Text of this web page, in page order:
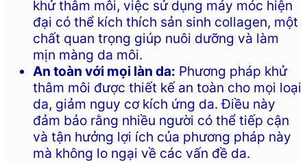
khử thâm môi, việc sử dụng máy móc hiện
đại có thể kích thích sản sinh collagen, một
chất quan trọng giúp nuôi dưỡng và làm
mịn màng da môi.
An toàn với mọi làn da: Phương pháp khử
thâm môi được thiết kế an toàn cho mọi loại
da, giảm nguy cơ kích ứng da. Điều này
đảm bảo rằng nhiều người có thể tiếp cận
và tận hưởng lợi ích của phương pháp này
mà không lo ngại về các vấn đề da.